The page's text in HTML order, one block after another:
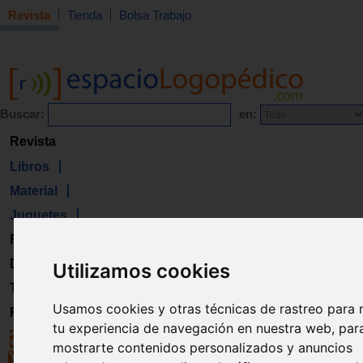
Utilizamos cookies
Usamos cookies y otras técnicas de rastreo para
tu experiencia de navegación en nuestra web,
mostrarte contenidos personalizados y anuncios
Revista Tienda Bolsa Trabajo
Buscar: en:
Revista
Libros
Material
Juguetes
Formación
Directorio
Trabajo
Registro